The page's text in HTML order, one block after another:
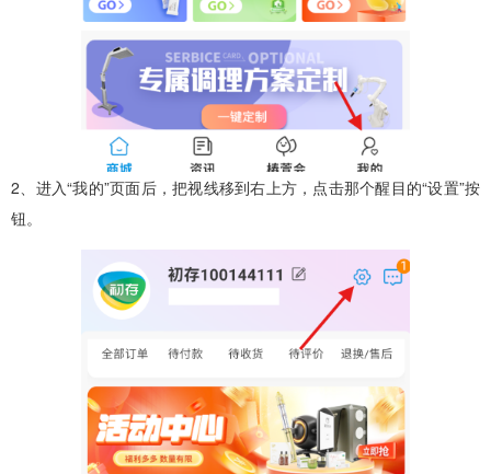
2、进入“我的”页面后，把视线移到右上方，点击那个醒目的“设置”按
钮。